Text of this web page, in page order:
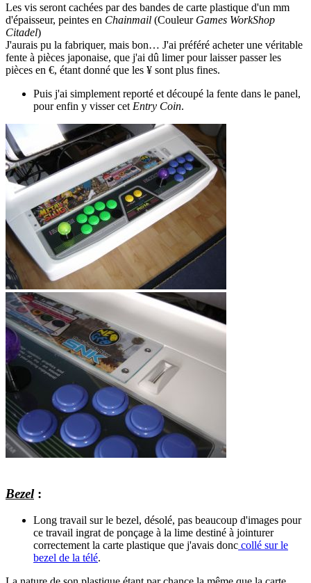
Les vis seront cachées par des bandes de carte plastique d'un mm
d'épaisseur, peintes en Chainmail (Couleur Games WorkShop
Citadel)
J'aurais pu la fabriquer, mais bon… J'ai préféré acheter une véritable
fente à pièces japonaise, que j'ai dû limer pour laisser passer les
pièces en €, étant donné que les ¥ sont plus fines.
Puis j'ai simplement reporté et découpé la fente dans le panel,
pour enfin y visser cet Entry Coin.
Bezel:
Long travail sur le bezel, désolé, pas beaucoup d'images pour
ce travail ingrat de ponçage à la lime destiné à jointurer
correctement la carte plastique que j'avais donc collé sur le
bezel de la télé.